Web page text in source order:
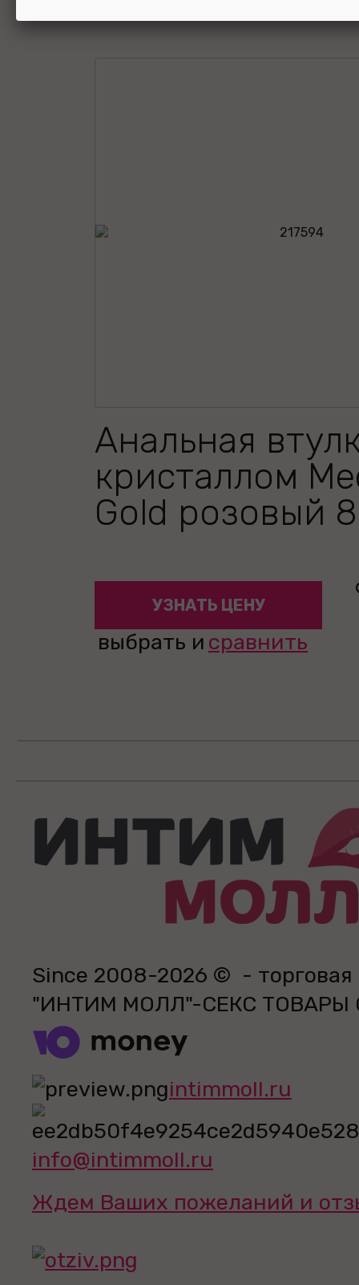
Анальная
кристаллом
Gold розовый
УЗНАТЬ ЦЕНУ
выбрать и сравнить
Since 2008-2026 © - торговая
"ИНТИМ МОЛЛ"-СЕКС
intimmoll.ru
info@intimmoll.ru
Ждем Ваших пожеланий и